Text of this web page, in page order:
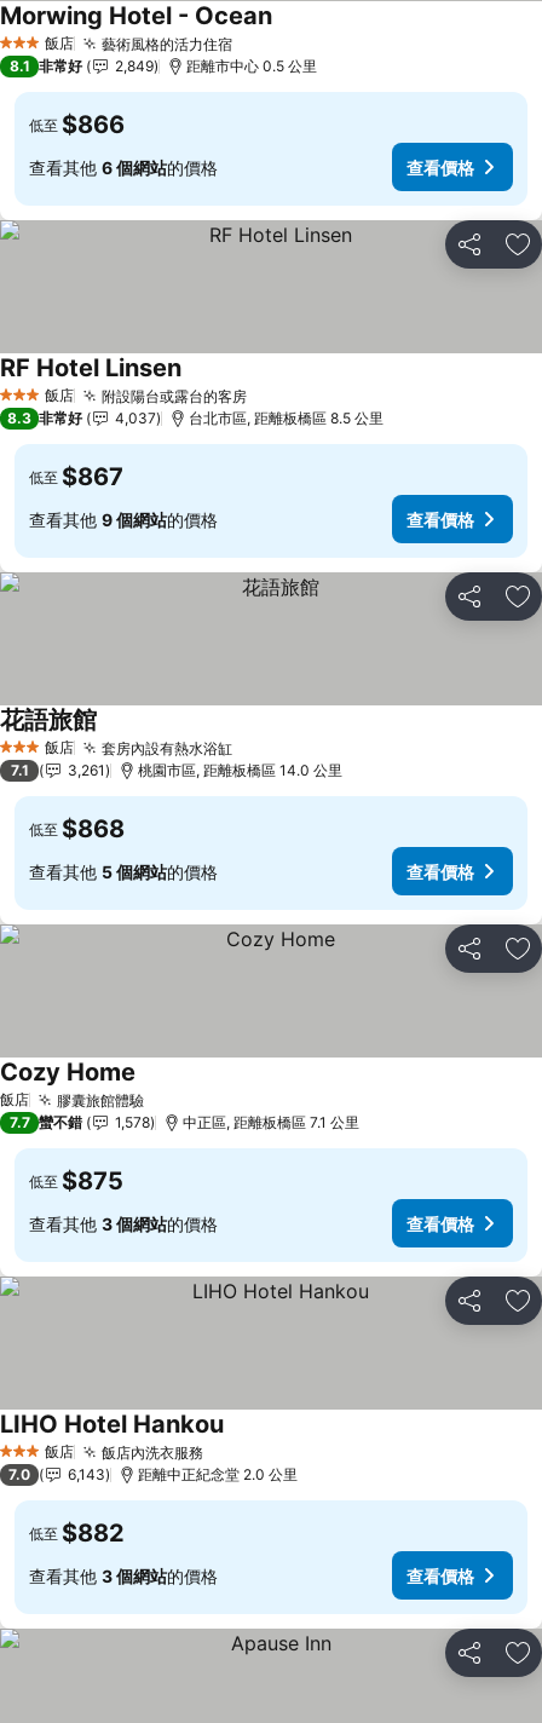
3 星級 飯店 藝術風格的活力住宿
Morwing Hotel - Ocean
8.1 非常好 2,849 距離市中心 0.5 公里
低至 $866
查看其他 6 個網站的價格 查看價格
分享 加
3 星級 飯店 附設陽台或露台的客房
RF Hotel Linsen
8.3 非常好 4,037 台北市區, 距離板橋區 8.5 公里
低至 $867
查看其他 9 個網站的價格 查看價格
分享 加
3 星級 飯店 套房內設有熱水浴缸
花語旅館
7.1 3,261 桃園市區, 距離板橋區 14.0 公里
低至 $868
查看其他 5 個網站的價格 查看價格
分享 加
飯店 膠囊旅館體驗
Cozy Home
7.7 蠻不錯 1,578 中正區, 距離板橋區 7.1 公里
低至 $875
查看其他 3 個網站的價格 查看價格
分享 加
3 星級 飯店 飯店內洗衣服務
LIHO Hotel Hankou
7.0 6,143 距離中正紀念堂 2.0 公里
低至 $882
查看其他 3 個網站的價格 查看價格
分享 加